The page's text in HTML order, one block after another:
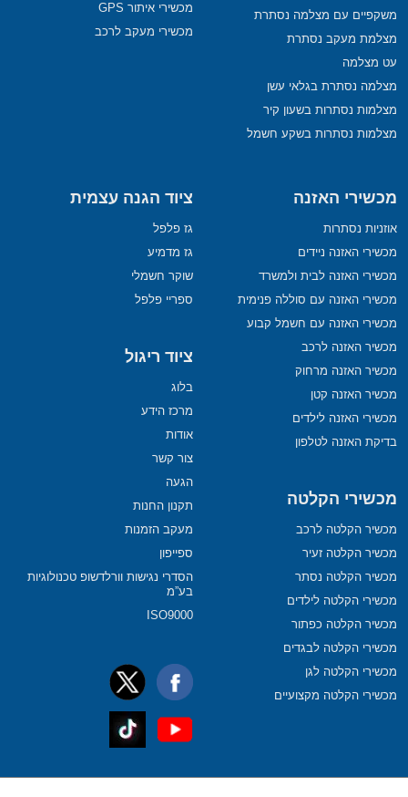
משקפיים עם מצלמה נסתרת
מצלמת מעקב נסתרת
עט מצלמה
מצלמה נסתרת בגלאי עשן
מצלמות נסתרות בשעון קיר
מצלמות נסתרות בשקע חשמל
מכשירי איתור GPS
מכשירי מעקב לרכב
מכשירי האזנה
אוזניות נסתרות
מכשירי האזנה ניידים
מכשירי האזנה לבית ולמשרד
מכשירי האזנה עם סוללה פנימית
מכשירי האזנה עם חשמל קבוע
מכשיר האזנה לרכב
מכשיר האזנה מרחוק
מכשיר האזנה קטן
מכשירי האזנה לילדים
בדיקת האזנה לטלפון
מכשירי הקלטה
מכשיר הקלטה לרכב
מכשיר הקלטה זעיר
מכשיר הקלטה נסתר
מכשירי הקלטה לילדים
מכשיר הקלטה כפתור
מכשירי הקלטה לבגדים
מכשירי הקלטה לגן
מכשירי הקלטה מקצועיים
ציוד הגנה עצמית
גז פלפל
גז מדמיע
שוקר חשמלי
ספריי פלפל
ציוד ריגול
בלוג
מרכז הידע
אודות
צור קשר
הגעה
תקנון החנות
מעקב הזמנות
ספייפון
הסדרי נגישות וורלדשופ טכנולוגיות
בע”מ
ISO9000